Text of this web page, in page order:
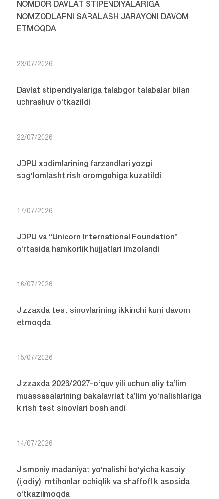
NOMDOR DAVLAT STIPENDIYALARIGA
NOMZODLARNI SARALASH JARAYONI DAVOM
ETMOQDA
23/07/2026
Davlat stipendiyalariga talabgor talabalar bilan
uchrashuv o‘tkazildi
22/07/2026
JDPU xodimlarining farzandlari yozgi
sog‘lomlashtirish oromgohiga kuzatildi
17/07/2026
JDPU va “Unicorn International Foundation”
o‘rtasida hamkorlik hujjatlari imzolandi
16/07/2026
Jizzaxda test sinovlarining ikkinchi kuni davom
etmoqda
15/07/2026
Jizzaxda 2026/2027-o‘quv yili uchun oliy ta’lim
muassasalarining bakalavriat ta’lim yo‘nalishlariga
kirish test sinovlari boshlandi
14/07/2026
Jismoniy madaniyat yo‘nalishi bo‘yicha kasbiy
(ijodiy) imtihonlar ochiqlik va shaffoflik asosida
o‘tkazilmoqda